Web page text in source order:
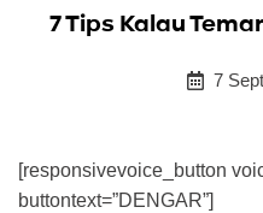
7 Tips Kalau
7
[responsivevoice_button
buttontext=”DENGAR”]